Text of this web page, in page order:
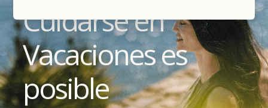
Cuidarse en
Vacaciones es
posible